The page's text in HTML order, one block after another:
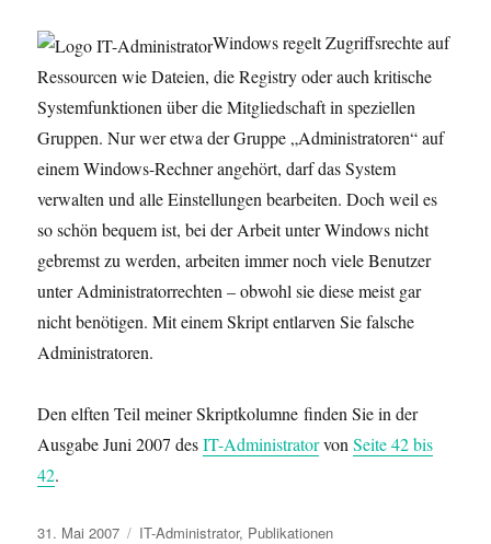
Windows regelt Zugriffsrechte auf
Ressourcen wie Dateien, die Registry oder auch kritische
Systemfunktionen über die Mitgliedschaft in speziellen
Gruppen. Nur wer etwa der Gruppe „Administratoren“ auf
einem Windows-Rechner angehört, darf das System
verwalten und alle Einstellungen bearbeiten. Doch weil es
so schön bequem ist, bei der Arbeit unter Windows nicht
gebremst zu werden, arbeiten immer noch viele Benutzer
unter Administratorrechten – obwohl sie diese meist gar
nicht benötigen. Mit einem Skript entlarven Sie falsche
Administratoren.
Den elften Teil meiner Skriptkolumne finden Sie in der
Ausgabe Juni 2007 desIT-AdministratorvonSeite 42 bis
42.
Veröffentlicht
31. Mai 2007 Kategorien
IT-Administrator, Publikationen